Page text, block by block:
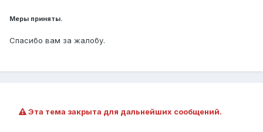
Меры приняты.
Спасибо вам за жалобу.
Эта тема закрыта для дальнейших сообщений.